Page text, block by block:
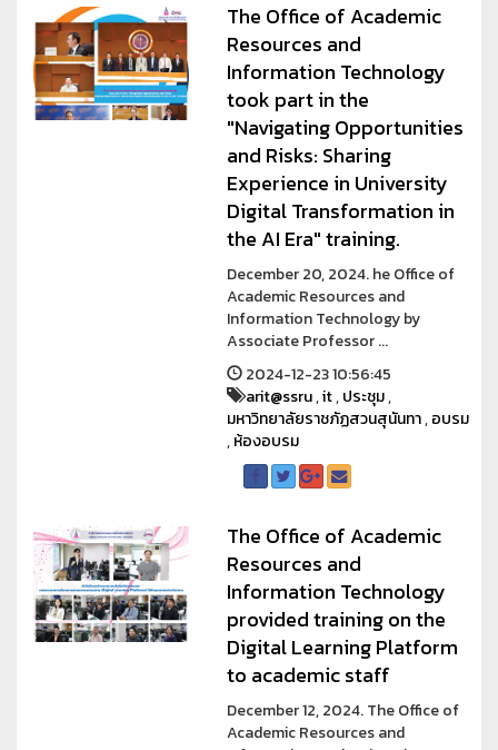
The Office of Academic
Resources and
Information Technology
took part in the
"Navigating Opportunities
and Risks: Sharing
Experience in University
Digital Transformation in
the AI Era" training.
December 20, 2024. he Office of
Academic Resources and
Information Technology by
Associate Professor ...
2024-12-23 10:56:45
arit@ssru,it,ประชุม,
มหาวิทยาลัยราชภัฏสวนสุนันทา,อบรม
,ห้องอบรม
The Office of Academic
Resources and
Information Technology
provided training on the
Digital Learning Platform
to academic staff
December 12, 2024. The Office of
Academic Resources and